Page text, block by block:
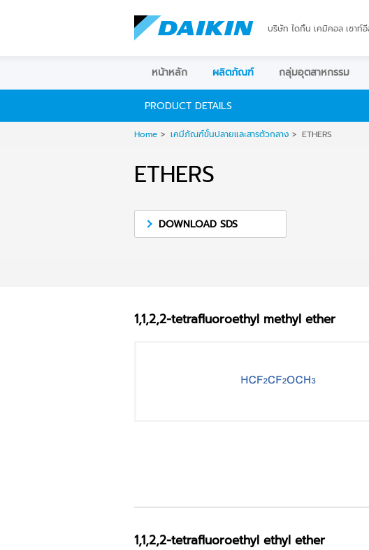
บริษัท ไดกิ้น เคมิคอล เซาท์
หน้าหลัก ผลิตภัณฑ์ กลุ่มอุตสาหกรรม
PRODUCT DETAILS
Home เคมีภัณฑ์ขั้นปลายและสารตัวกลาง ETHERS
ETHERS
DOWNLOAD SDS
1,1,2,2-tetrafluoroethyl methyl ether
1,1,2,2-tetrafluoroethyl ethyl ether